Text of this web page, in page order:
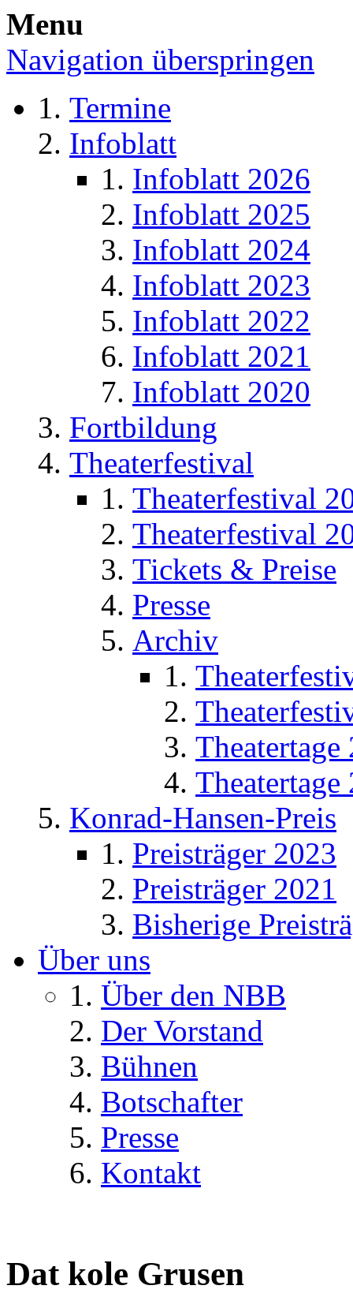
Menu
Navigation überspringen
Termine
Infoblatt
Infoblatt 2026
Infoblatt 2025
Infoblatt 2024
Infoblatt 2023
Infoblatt 2022
Infoblatt 2021
Infoblatt 2020
Fortbildung
Theaterfestival
Theaterfestival
Theaterfestival
Tickets & Preise
Presse
Archiv
Theatertage
Theatertage
Konrad-Hansen-Preis
Preisträger 2023
Preisträger 2021
Bisherige
Über uns
Über den NBB
Der Vorstand
Bühnen
Botschafter
Presse
Kontakt
Dat kole Grusen